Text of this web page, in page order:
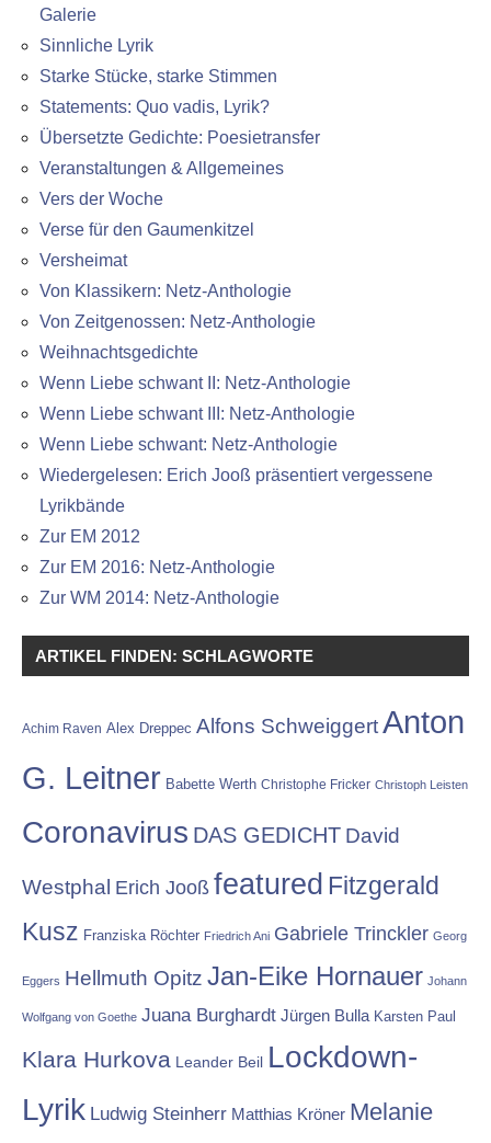
Galerie
Sinnliche Lyrik
Starke Stücke, starke Stimmen
Statements: Quo vadis, Lyrik?
Übersetzte Gedichte: Poesietransfer
Veranstaltungen & Allgemeines
Vers der Woche
Verse für den Gaumenkitzel
Versheimat
Von Klassikern: Netz-Anthologie
Von Zeitgenossen: Netz-Anthologie
Weihnachtsgedichte
Wenn Liebe schwant II: Netz-Anthologie
Wenn Liebe schwant III: Netz-Anthologie
Wenn Liebe schwant: Netz-Anthologie
Wiedergelesen: Erich Jooß präsentiert vergessene
Lyrikbände
Zur EM 2012
Zur EM 2016: Netz-Anthologie
Zur WM 2014: Netz-Anthologie
ARTIKEL FINDEN: SCHLAGWORTE
Achim Raven Alex Dreppec Alfons SchweiggertAnton
G. Leitner Babette Werth Christophe Fricker Christoph Leisten
Coronavirus DAS GEDICHT David
Westphal Erich Jooß featured Fitzgerald
Kusz Franziska Röchter Friedrich Ani Gabriele Trinckler Georg
Eggers Hellmuth Opitz Jan-Eike Hornauer Johann
Wolfgang von Goethe Juana Burghardt Jürgen Bulla Karsten Paul
Klara Hurkova Leander Beil Lockdown-
Lyrik Ludwig Steinherr Matthias Kröner Melanie